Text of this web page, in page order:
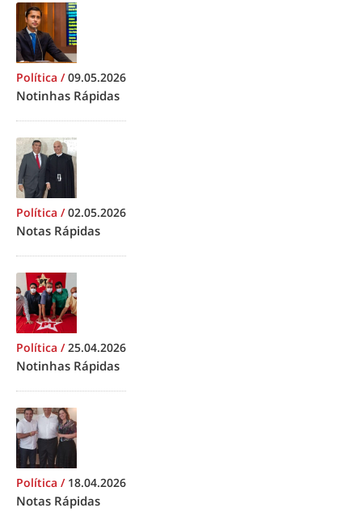
Política /09.05.2026
Notinhas Rápidas
Política /02.05.2026
Notas Rápidas
Política /25.04.2026
Notinhas Rápidas
Política / 18.04.2026
Notas Rápidas